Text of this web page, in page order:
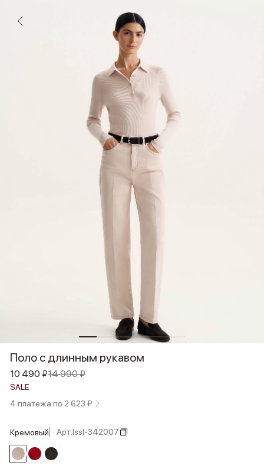
Поло с длинным рукавом
10 490 ₽14 990 ₽
SALE
4 платежа по 2 623 ₽
кремовый Арт.lssl-342007